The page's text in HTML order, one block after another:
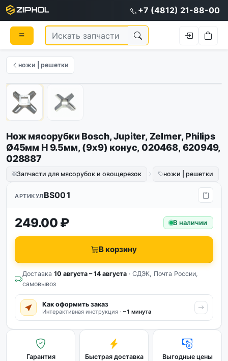
+7 (4812) 21-88-00
ножи | решетки
Нож мясорубки Bosch, Jupiter, Zelmer, Philips
Ø45мм H 9.5мм, (9x9) конус, 020468, 620949,
028887
Запчасти для мясорубок и овощерезок ножи | решетки
АРТИКУЛBS001
249.00 ₽ В наличии
В корзину
Доставка 10 августа – 14 августа · СДЭК, Почта России,
самовывоз
Как оформить заказ
Интерактивная инструкция · ~1 минута
Гарантия Быстрая доставка Выгодные цены